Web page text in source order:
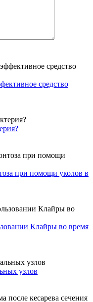
средство
при помощи уколов в
Клайры во время
узлов